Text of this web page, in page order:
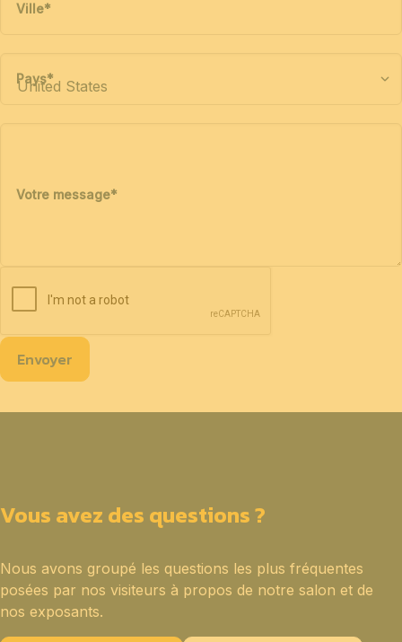
Ville*
Pays*
Votre message*
Envoyer
Vous avez des questions ?
Nous avons groupé les questions les plus fréquentes
posées par nos visiteurs à propos de notre salon et de
nos exposants.